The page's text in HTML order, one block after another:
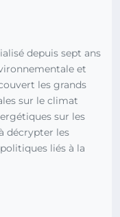
depuis sept ans
et
les grands
sur le climat
sur les
décrypter les
liés à la